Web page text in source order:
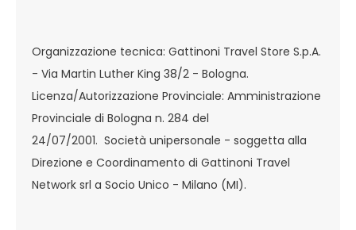
Organizzazione tecnica: Gattinoni Travel Store S.p.A.
- Via Martin Luther King 38/2 - Bologna.
Licenza/Autorizzazione Provinciale: Amministrazione
Provinciale di Bologna n. 284 del
24/07/2001. Società unipersonale - soggetta alla
Direzione e Coordinamento di Gattinoni Travel
Network srl a Socio Unico - Milano (MI).